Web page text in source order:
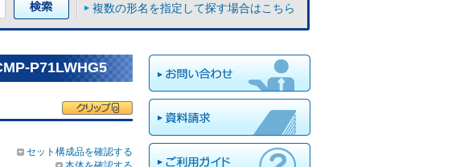
複数の形名を指定して探す場合はこちら
P71LWHG5
セット構成品を確認する